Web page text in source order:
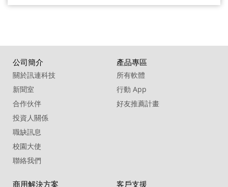
公司簡介
關於訊連科技
新聞室
合作伙伴
投資人關係
職缺訊息
校園大使
聯絡我們
產品專區
所有軟體
行動 App
好友推薦計畫
商用解決方案 客戶支援